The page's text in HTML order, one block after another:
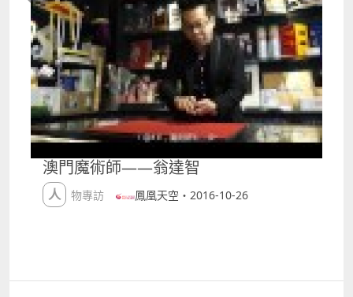
being a singer is my dream since I was small. I
won't give up music 在不久將來,我希望寫一些歌曲,
大概會關於友情,和也希望能夠唱到其他音樂人的作品,
這是我很小時候還未成為歌手時已經希望的事,我不會放
棄音樂！ 推介三首最喜歡的歌曲 1. 圓謊
httpswww.youtube.comsharedci=E3X6ZUWEBjw
2.Listen
httpswww.youtube.comsharedci=v3G46qaNZ3I
3.Make you feel my love
httpswww.youtube.comsharedci=4OoD3iDNOk 照
片經由dawn本人Facebook提供
立音樂。 我對生活中所發生的大小事情都十分敏
感，哪怕是喝著一杯水﹑一塊樹葉跌在地上，甚至只是
一陣風吹過，都可以令我產生無限的聯想，成為寫歌的
素材。如果要形容我的音樂，我會說是把這些突如其來
的想法轉化成音樂呈現出來的一種表達。 在創作的
角度，我自覺是有著靈感上的優勢的，不過在製作上就
十分吃力。初期的時候，只是把作品放到影片網站或社
交平台還比較容易，但隨著我的歌曲開始有幸出版及派
台，作品的質素要求便會一下子提高許多。零成本能力
的我，只能在十分有限的預算﹑器材﹑環境之下，自己
一人在家中完成我的作品。猶幸的，是自己在設計﹑剪
片及網頁製作各方面都有一點知識，利用這些技術去進
行自我宣傳就可以省下很多成本。就是憑著手上擁有的
澳門魔術師——翁達智
人物專訪 鳳凰天空・2016-10-26